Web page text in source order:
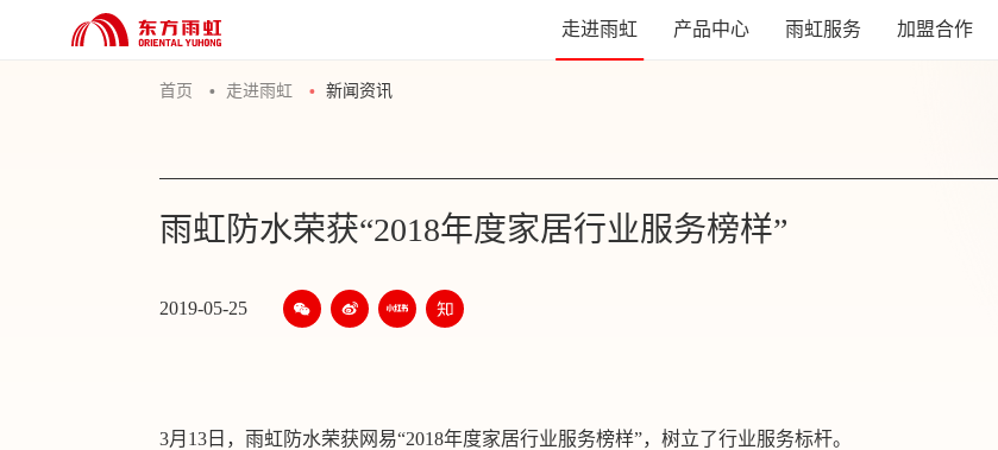
走进雨虹 产品中心 雨虹服务 加盟合作
首页 走进雨虹 新闻资讯
雨虹防水荣获“2018年度家居行业服务榜样”
2019-05-25
3月13日，雨虹防水荣获网易“2018年度家居行业服务榜样”，树立了行业服务标杆。